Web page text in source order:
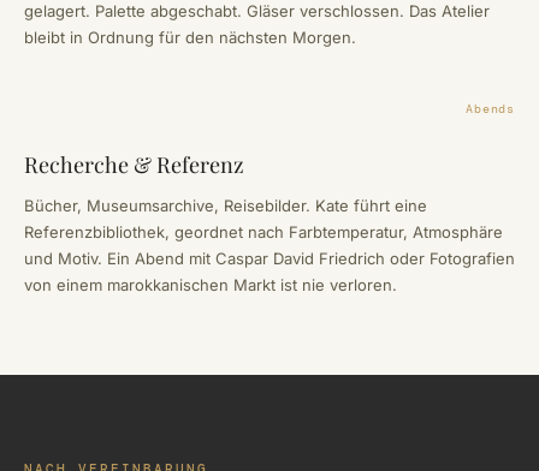
gelagert. Palette abgeschabt. Gläser verschlossen. Das Atelier
bleibt in Ordnung für den nächsten Morgen.
Abends
Recherche & Referenz
Bücher, Museumsarchive, Reisebilder. Kate führt eine
Referenzbibliothek, geordnet nach Farbtemperatur, Atmosphäre
und Motiv. Ein Abend mit Caspar David Friedrich oder Fotografien
von einem marokkanischen Markt ist nie verloren.